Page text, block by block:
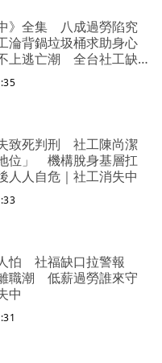
》全集 八成過勞陷究
背鍋垃圾桶求助身心
上逃亡潮 全台社工缺
回捐黑幕 血汗錢遭
致死判刑 社工陳尚潔
位」 機構脫身基層扛
人人自危｜社工消失中
怕 社福缺口拉警報
職潮 低薪過勞誰來守
中